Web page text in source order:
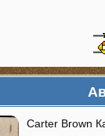
Carter Brown